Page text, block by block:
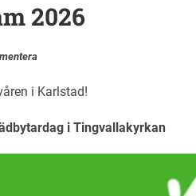
2026
i Karlstad!
i Tingvallakyrkan